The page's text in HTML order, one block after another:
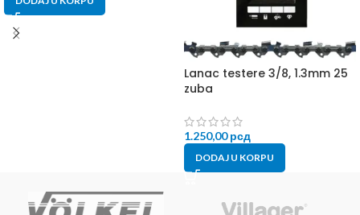
Lanac testere 3/8, 1.3mm 25
zuba
1.250,00рсд
DODAJ U KORPU